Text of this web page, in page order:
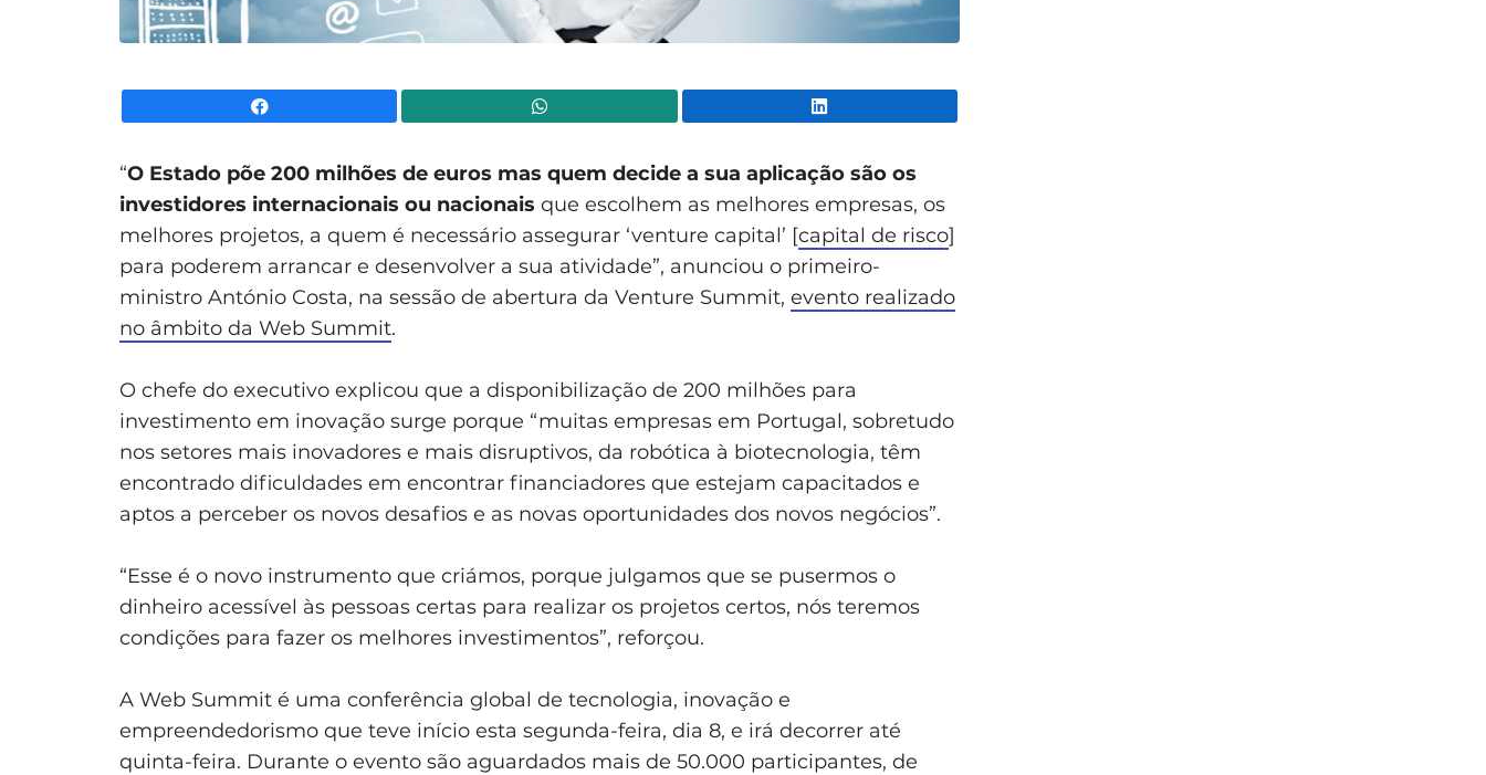
“O Estado põe 200 milhões de euros mas quem decide a sua aplicação são os
investidores internacionais ou nacionais que escolhem as melhores empresas, os
melhores projetos, a quem é necessário assegurar ‘venture capital’ [capital de risco]
para poderem arrancar e desenvolver a sua atividade”, anunciou o primeiro-
ministro António Costa, na sessão de abertura da Venture Summit, evento realizado
no âmbito da Web Summit.
O chefe do executivo explicou que a disponibilização de 200 milhões para
investimento em inovação surge porque “muitas empresas em Portugal, sobretudo
nos setores mais inovadores e mais disruptivos, da robótica à biotecnologia, têm
encontrado dificuldades em encontrar financiadores que estejam capacitados e
aptos a perceber os novos desafios e as novas oportunidades dos novos negócios”.
“Esse é o novo instrumento que criámos, porque julgamos que se pusermos o
dinheiro acessível às pessoas certas para realizar os projetos certos, nós teremos
condições para fazer os melhores investimentos”, reforçou.
A Web Summit é uma conferência global de tecnologia, inovação e
empreendedorismo que teve início esta segunda-feira, dia 8, e irá decorrer até
quinta-feira. Durante o evento são aguardados mais de 50.000 participantes, de